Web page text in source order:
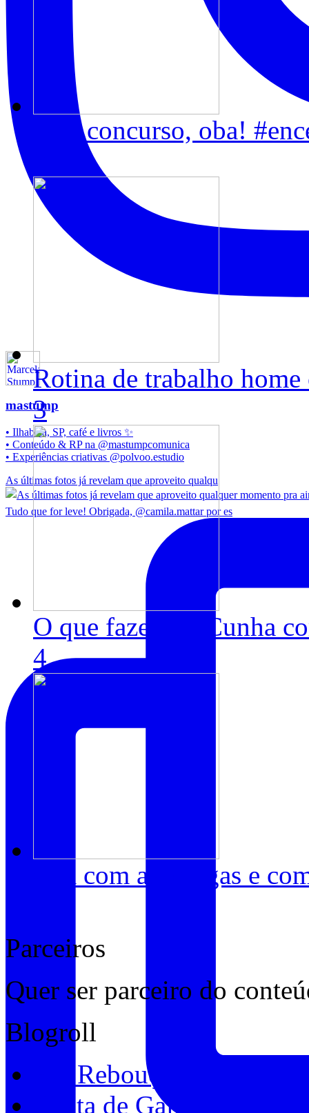
mastump
• Ilhabela, SP, café e livros ✨️
• Conteúdo & RP na @mastumpcomunica
• Experiências criativas @polvoo.estudio
As últimas fotos já revelam que aproveito qualqu
Tudo que for leve! Obrigada, @camila.mattar por es
Tem concurso, oba!
Rotina de trabalho
3
O que fazer em Cunha
4
Chá com as amigas e
Parceiros
Quer ser parceiro do
Blogroll
Bel Rebouças
Chata de Galocha